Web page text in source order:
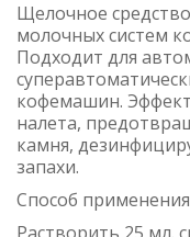
Щелочное
молочных систем
Подходит для
кофемашин.
налета,
камня,
запахи.
Способ